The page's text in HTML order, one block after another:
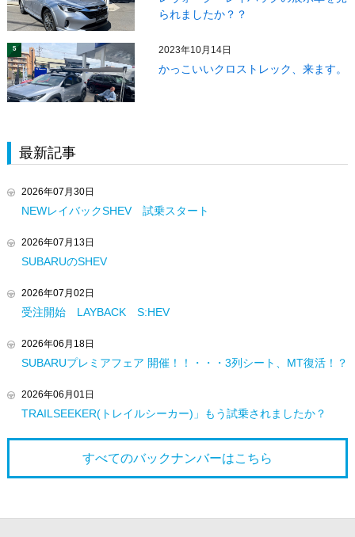
られましたか？？
5 2023年10月14日
かっこいいクロストレック、来ます。
最新記事
2026年07月30日
NEWレイバックSHEV 試乗スタート
2026年07月13日
SUBARUのSHEV
2026年07月02日
受注開始 LAYBACK S:HEV
2026年06月18日
SUBARUプレミアフェア 開催！！・・・3列シート、MT復活！？
2026年06月01日
TRAILSEEKER(トレイルシーカー)」もう試乗されましたか？
すべてのバックナンバーはこちら